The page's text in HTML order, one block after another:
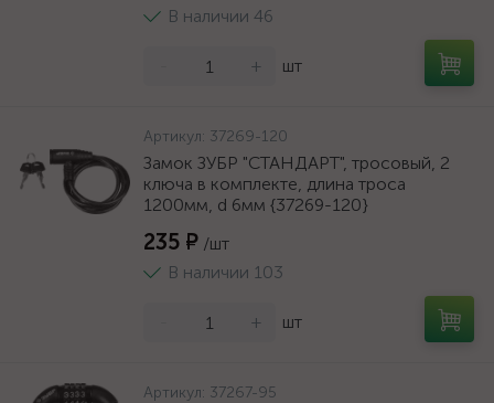
В наличии 46
+ шт
Артикул: 37269-120
Замок ЗУБР "СТАНДАРТ", тросовый, 2
ключа в комплекте, длина троса
1200мм, d 6мм {37269-120}
235 ₽ /шт
В наличии 103
+ шт
Артикул: 37267-95